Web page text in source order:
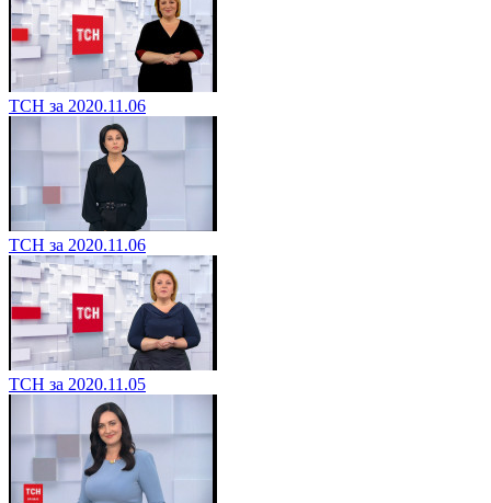
ТСН за 2020.11.06
ТСН за 2020.11.06
ТСН за 2020.11.05